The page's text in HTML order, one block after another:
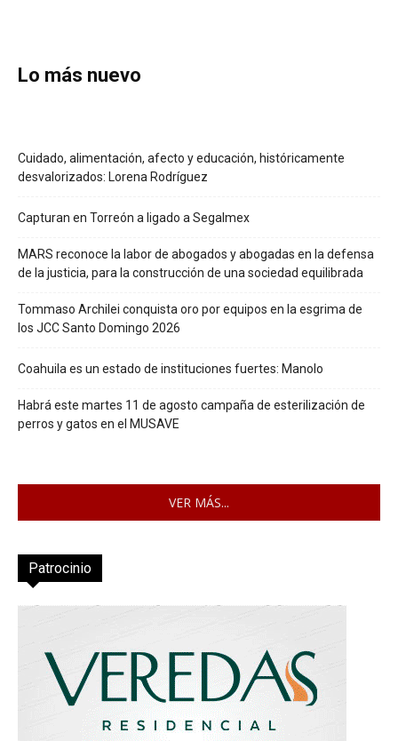
Lo más nuevo
Cuidado, alimentación, afecto y educación, históricamente
desvalorizados: Lorena Rodríguez
Capturan en Torreón a ligado a Segalmex
MARS reconoce la labor de abogados y abogadas en la defensa
de la justicia, para la construcción de una sociedad equilibrada
Tommaso Archilei conquista oro por equipos en la esgrima de
los JCC Santo Domingo 2026
Coahuila es un estado de instituciones fuertes: Manolo
Habrá este martes 11 de agosto campaña de esterilización de
perros y gatos en el MUSAVE
VER MÁS...
Patrocinio